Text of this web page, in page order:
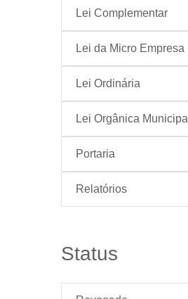
Lei Complementar
Lei da Micro Empresa
Lei Ordinária
Lei Orgânica Municipal
Portaria
Relatórios
Status